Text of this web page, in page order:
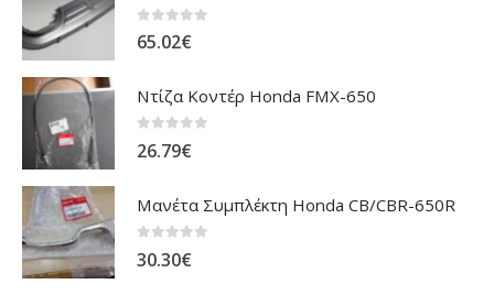
65.02€
Ντίζα Κοντέρ Honda FMX-650
26.79€
Μανέτα Συμπλέκτη Honda CB/CBR-650R
30.30€